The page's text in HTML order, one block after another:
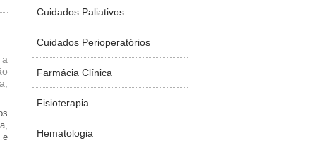
e
Cuidados Paliativos
Cuidados Perioperatórios
Farmácia Clínica
Fisioterapia
Hematologia